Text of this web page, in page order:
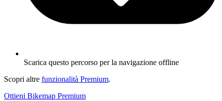
Scarica questo percorso per la navigazione offline
Scopri altre funzionalità Premium.
Ottieni Bikemap Premium